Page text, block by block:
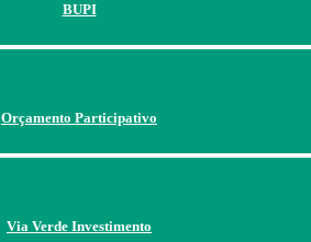
BUPI
Orçamento Participativo
Via Verde Investimento